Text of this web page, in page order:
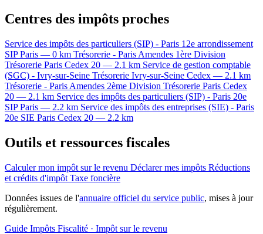
Centres des impôts proches
Service des impôts des particuliers (SIP) - Paris 12e arrondissement
SIP Paris — 0 km Trésorerie - Paris Amendes 1ère Division
Trésorerie Paris Cedex 20 — 2.1 km Service de gestion comptable
(SGC) - Ivry-sur-Seine Trésorerie Ivry-sur-Seine Cedex — 2.1 km
Trésorerie - Paris Amendes 2ème Division Trésorerie Paris Cedex
20 — 2.1 km Service des impôts des particuliers (SIP) - Paris 20e
SIP Paris — 2.2 km Service des impôts des entreprises (SIE) - Paris
20e SIE Paris Cedex 20 — 2.2 km
Outils et ressources fiscales
Calculer mon impôt sur le revenu Déclarer mes impôts Réductions
et crédits d'impôt Taxe foncière
Données issues de l'annuaire officiel du service public, mises à jour
régulièrement.
Guide Impôts Fiscalité · Impôt sur le revenu